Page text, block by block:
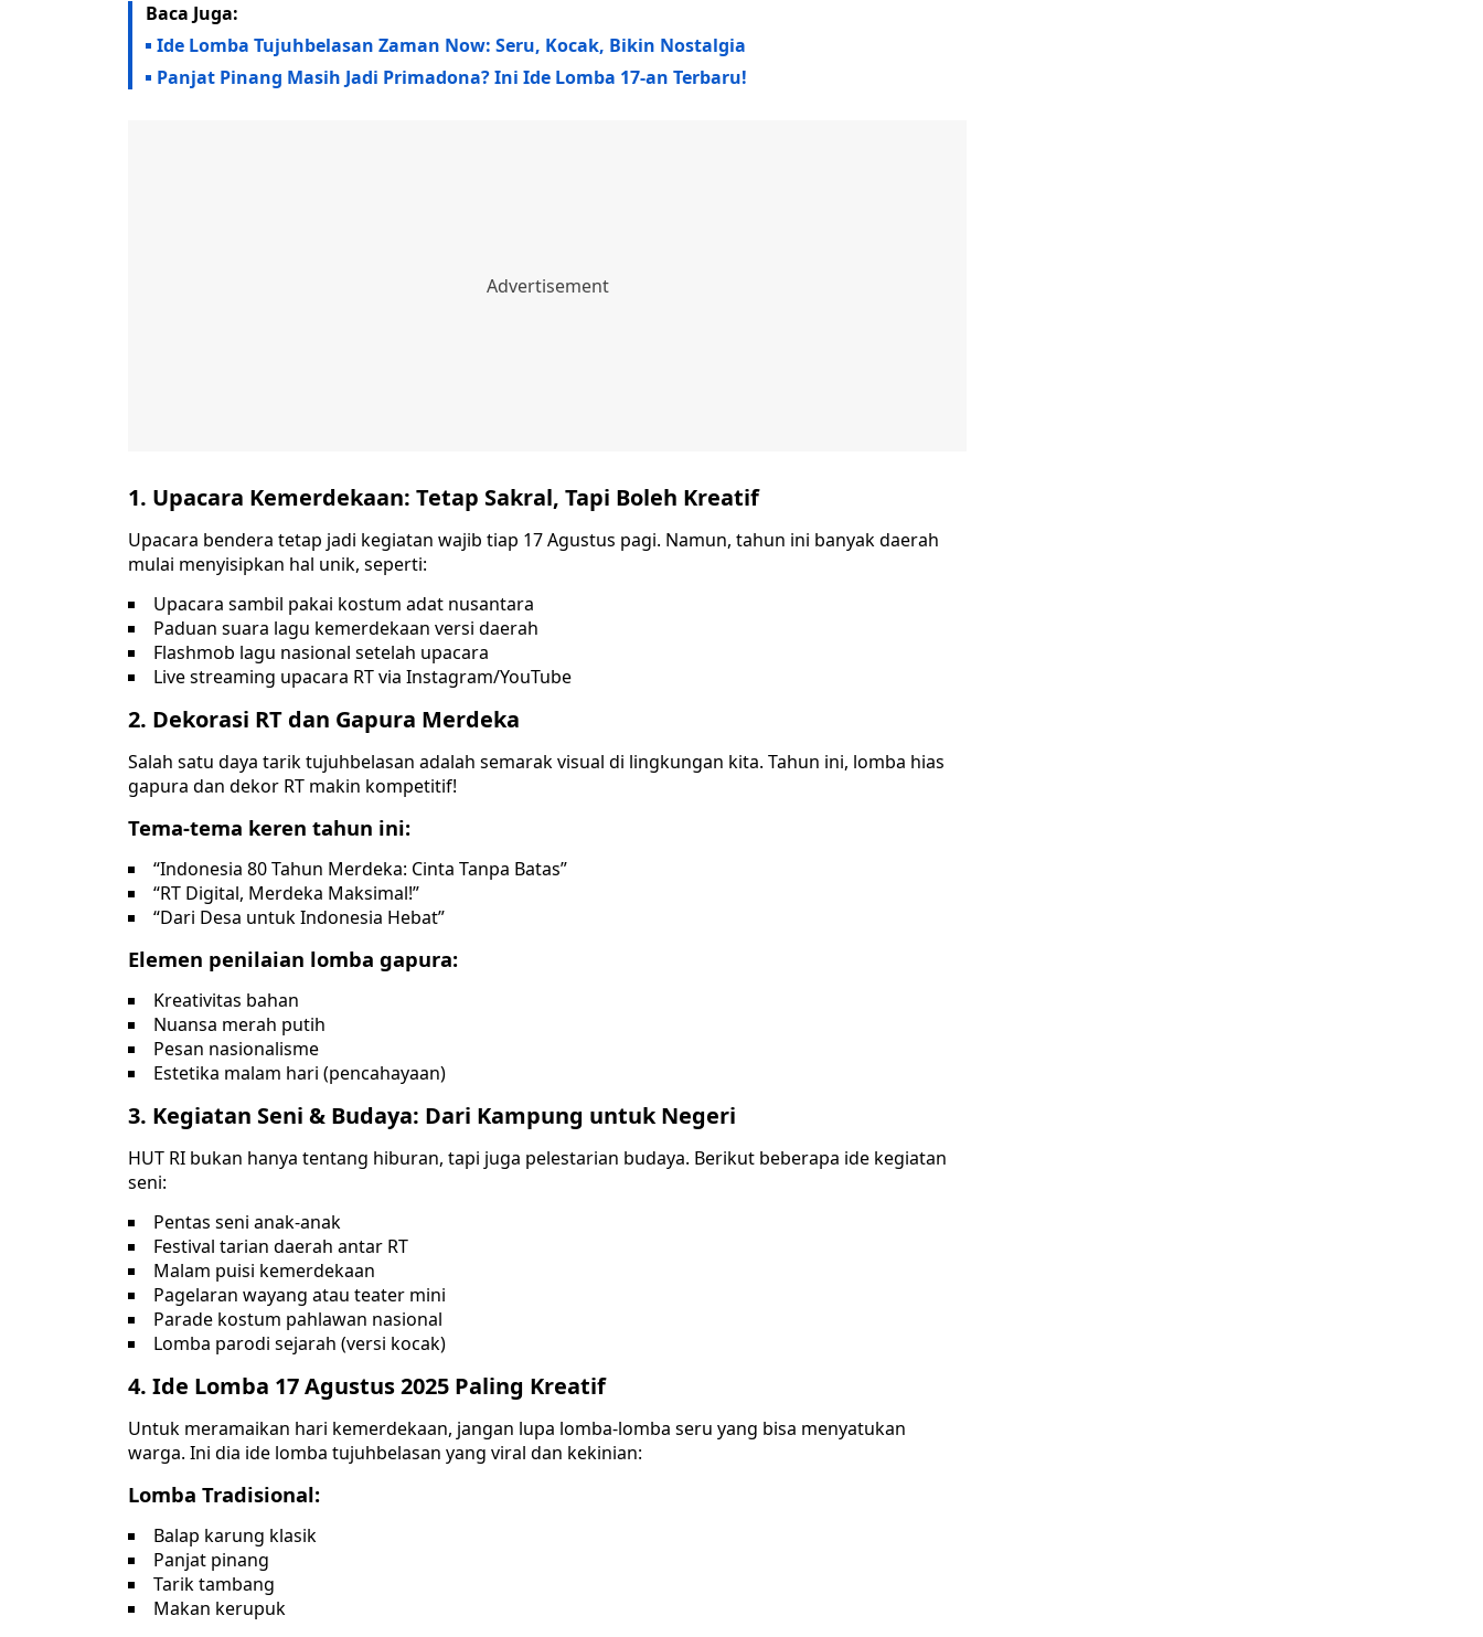
Baca Juga:
Ide Lomba Tujuhbelasan Zaman Now: Seru, Kocak, Bikin Nostalgia
Panjat Pinang Masih Jadi Primadona? Ini Ide Lomba 17-an Terbaru!
1. Upacara Kemerdekaan: Tetap Sakral, Tapi Boleh Kreatif
Upacara bendera tetap jadi kegiatan wajib tiap 17 Agustus pagi. Namun, tahun ini banyak daerah
mulai menyisipkan hal unik, seperti:
Upacara sambil pakai kostum adat nusantara
Paduan suara lagu kemerdekaan versi daerah
Flashmob lagu nasional setelah upacara
Live streaming upacara RT via Instagram/YouTube
2. Dekorasi RT dan Gapura Merdeka
Salah satu daya tarik tujuhbelasan adalah semarak visual di lingkungan kita. Tahun ini, lomba hias
gapura dan dekor RT makin kompetitif!
Tema-tema keren tahun ini:
“Indonesia 80 Tahun Merdeka: Cinta Tanpa Batas”
“RT Digital, Merdeka Maksimal!”
“Dari Desa untuk Indonesia Hebat”
Elemen penilaian lomba gapura:
Kreativitas bahan
Nuansa merah putih
Pesan nasionalisme
Estetika malam hari (pencahayaan)
3. Kegiatan Seni & Budaya: Dari Kampung untuk Negeri
HUT RI bukan hanya tentang hiburan, tapi juga pelestarian budaya. Berikut beberapa ide kegiatan
seni:
Pentas seni anak-anak
Festival tarian daerah antar RT
Malam puisi kemerdekaan
Pagelaran wayang atau teater mini
Parade kostum pahlawan nasional
Lomba parodi sejarah (versi kocak)
4. Ide Lomba 17 Agustus 2025 Paling Kreatif
Untuk meramaikan hari kemerdekaan, jangan lupa lomba-lomba seru yang bisa menyatukan
warga. Ini dia ide lomba tujuhbelasan yang viral dan kekinian:
Lomba Tradisional:
Balap karung klasik
Panjat pinang
Tarik tambang
Makan kerupuk